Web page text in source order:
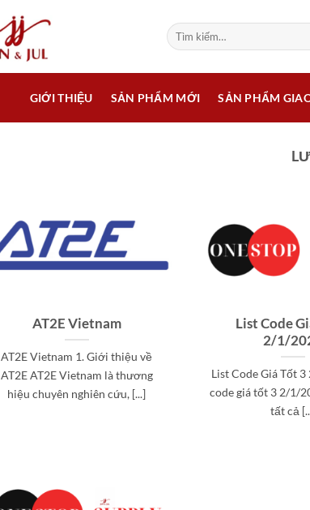
Tìm
kiếm:
GIỚI THIỆU SẢN PHẨM MỚI SẢN PHẨM
AT2E Vietnam
AT2E Vietnam 1. Giới thiệu về
AT2E AT2E Vietnam là thương
hiệu chuyên nghiên cứu, [...]
List Code
2/1/
List Code Giá Tốt
code giá tốt 3 2/1/
tất cả